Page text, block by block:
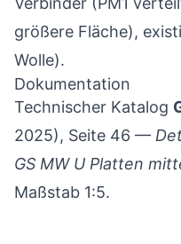
größere Fläche),
Wolle).
Dokumentation
Technischer Katalog
2025), Seite 46 —
GS MW U Platten
Maßstab 1:5.